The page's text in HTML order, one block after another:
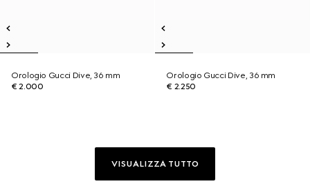
Orologio Gucci Dive, 36 mm
€ 2.000
Orologio Gucci Dive, 36 mm
€ 2.250
VISUALIZZA TUTTO